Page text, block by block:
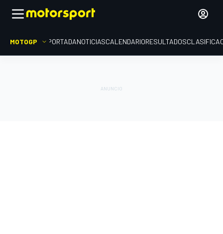
MOTOGP PORTADANOTICIASCALENDARIORESULTADOS